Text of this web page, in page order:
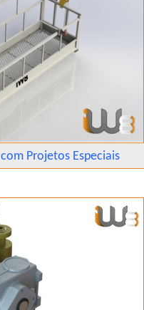
Projetos Especiais